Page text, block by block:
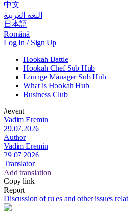
中文
اللغة العربية
日本語
Română
Log In / Sign Up
Hookah Battle
Hookah Chef Sub Hub
Lounge Manager Sub Hub
What is Hookah Hub
Business Club
#event
Vadim Eremin
29.07.2026
Author
Vadim Eremin
29.07.2026
Translator
Add translation
Copy link
Report
Discussion of rules and other issues